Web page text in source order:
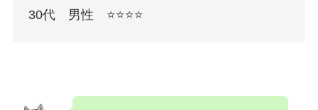
30代 男性 ⭐️⭐️⭐️⭐️